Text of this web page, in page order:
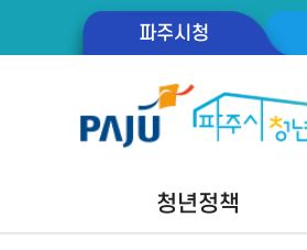
파주시청
청년정책